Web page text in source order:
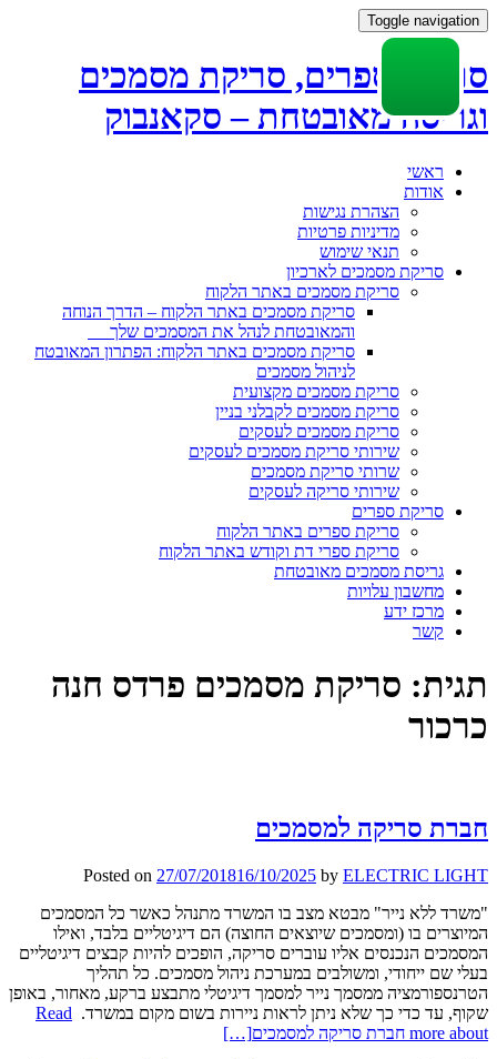
Toggle navigation
סריקת ספרים, סריקת מסמכים
וגריסה מאובטחת – סקאנבוק
Skip
ראשי
אודות
הצהרת נגישות
מדיניות פרטיות
תנאי שימוש
סריקת מסמכים לארכיון
סריקת מסמכים באתר הלקוח
סריקת מסמכים באתר הלקוח – הדרך הנוחה
והמאובטחת לנהל את המסמכים שלך
סריקת מסמכים באתר הלקוח: הפתרון המאובטח
לניהול מסמכים
סריקת מסמכים מקצועית
סריקת מסמכים לקבלני בניין
סריקת מסמכים לעסקים
שירותי סריקת מסמכים לעסקים
שרותי סריקת מסמכים
שירותי סריקה לעסקים
סריקת ספרים
סריקת ספרים באתר הלקוח
סריקת ספרי דת וקודש באתר הלקוח
גריסת מסמכים מאובטחת
מחשבון עלויות
מרכז ידע
קשר
תגית: סריקת מסמכים פרדס חנה
כרכור
חברת סריקה למסמכים
Posted on 27/07/201816/10/2025 by ELECTRIC LIGHT
"משרד ללא נייר" מבטא מצב בו המשרד מתנהל כאשר כל המסמכים
המיוצרים בו (ומסמכים שיוצאים החוצה) הם דיגיטליים בלבד, ואילו
המסמכים הנכנסים אליו עוברים סריקה, הופכים להיות קבצים דיגיטליים
בעלי שם ייחודי, ומשולבים במערכת ניהול מסמכים. כל תהליך
הטרנספורמציה ממסמך נייר למסמך דיגיטלי מתבצע ברקע, מאחור, באופן
שקוף, עד כדי כך שלא ניתן לראות ניירות בשום מקום במשרד. Read
more about חברת סריקה למסמכים
[…]